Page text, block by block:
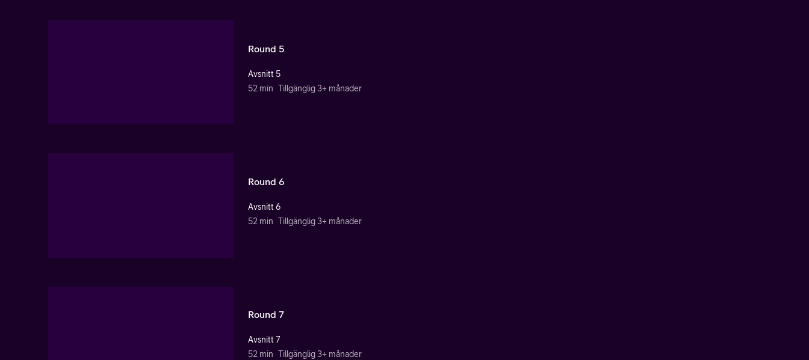
Round 5
Avsnitt 5
52 min Tillgänglig 3+ månader
Round 6
Avsnitt 6
52 min Tillgänglig 3+ månader
Round 7
Avsnitt 7
52 min Tillgänglig 3+ månader